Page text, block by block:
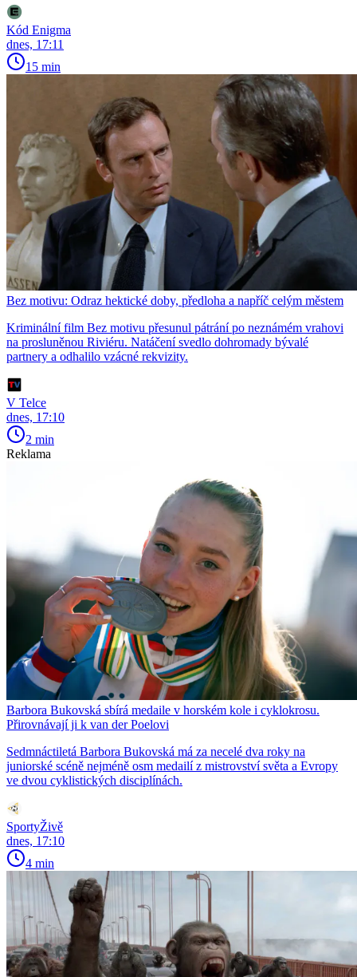
Kód Enigma
dnes, 17:11
15 min
Bez motivu: Odraz hektické doby, předloha a napříč celým městem
Kriminální film Bez motivu přesunul pátrání po neznámém vrahovi
na prosluněnou Riviéru. Natáčení svedlo dohromady bývalé
partnery a odhalilo vzácné rekvizity.
V Telce
dnes, 17:10
2 min
Reklama
Barbora Bukovská sbírá medaile v horském kole i cyklokrosu.
Přirovnávají ji k van der Poelovi
Sedmnáctiletá Barbora Bukovská má za necelé dva roky na
juniorské scéně nejméně osm medailí z mistrovství světa a Evropy
ve dvou cyklistických disciplínách.
SportyŽivě
dnes, 17:10
4 min